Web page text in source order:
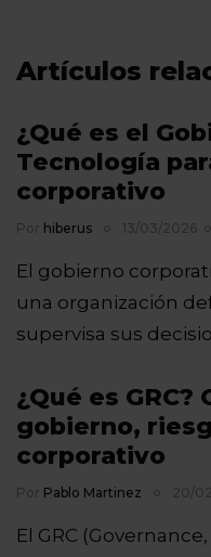
Artículos
¿Qué es el
Tecnología
corporativo
Por hiberus 13/03/2026
El gobierno
una organización
supervisa sus
¿Qué es GRC?
gobierno,
corporativo
Por Pablo Martinez 20/
El GRC